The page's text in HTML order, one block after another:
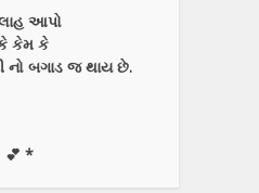
આપો
કેમ કે
નો બગાડ જ થાય છે.
💕 *